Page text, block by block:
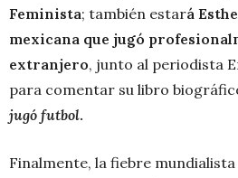
Feminista; también estará
mexicana que jugó
extranjero, junto al periodista
para comentar su libro
jugó futbol.
Finalmente, la fiebre